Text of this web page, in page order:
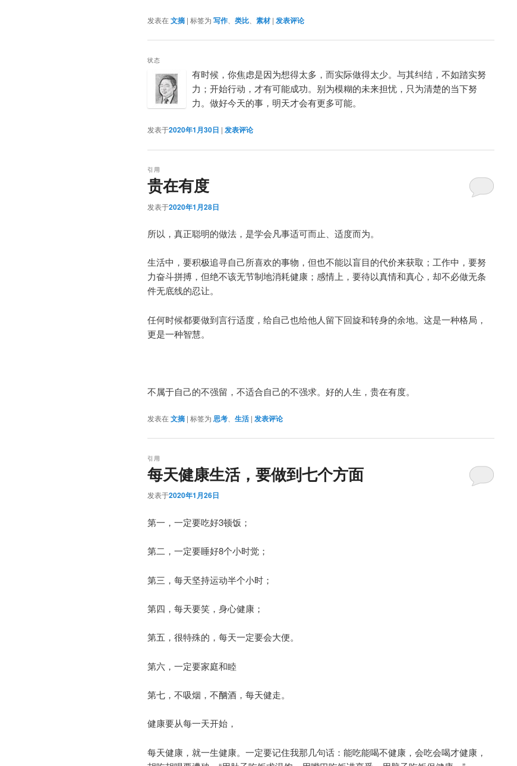
发表在文摘 | 标签为 写作 类比 素材 | 发表评论
状态
有时候，你焦虑是因为想得太多，而实际做得太少。与其纠结，不如踏实努
力；开始行动，才有可能成功。别为模糊的未来担忧，只为清楚的当下努
力。做好今天的事，明天才会有更多可能。
发表于2020年1月30日 | 发表评论
贵在有度
引用
发表于2020年1月28日
所以，真正聪明的做法，是学会凡事适可而止、适度而为。
生活中，要积极追寻自己所喜欢的事物，但也不能以盲目的代价来获取；工作中，要努
力奋斗拼搏，但绝不该无节制地消耗健康；感情上，要待以真情和真心，却不必做无条
件无底线的忍让。
任何时候都要做到言行适度，给自己也给他人留下回旋和转身的余地。这是一种格局，
更是一种智慧。
不属于自己的不强留，不适合自己的不强求。好的人生，贵在有度。
发表在文摘 | 标签为 思考 生活 | 发表评论
每天健康生活，要做到七个方面
引用
发表于2020年1月26日
第一，一定要吃好3顿饭；
第二，一定要睡好8个小时觉；
第三，每天坚持运动半个小时；
第四，每天要笑，身心健康；
第五，很特殊的，每天一定要会大便。
第六，一定要家庭和睦
第七，不吸烟，不酗酒，每天健走。
健康要从每一天开始，
每天健康，就一生健康。一定要记住我那几句话：能吃能喝不健康，会吃会喝才健康，